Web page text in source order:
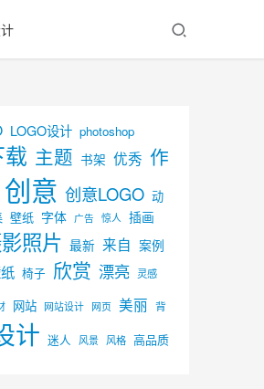
LOGO设计 photoshop
主题 书架 优秀 作
创意 创意LOGO 动
壁纸 字体 广告 惊人 插画
照片 最新 来自 案例
椅子 欣赏 漂亮 灵感
网站 网站设计 网页 美丽 背
计 迷人 风景 风格 高品质